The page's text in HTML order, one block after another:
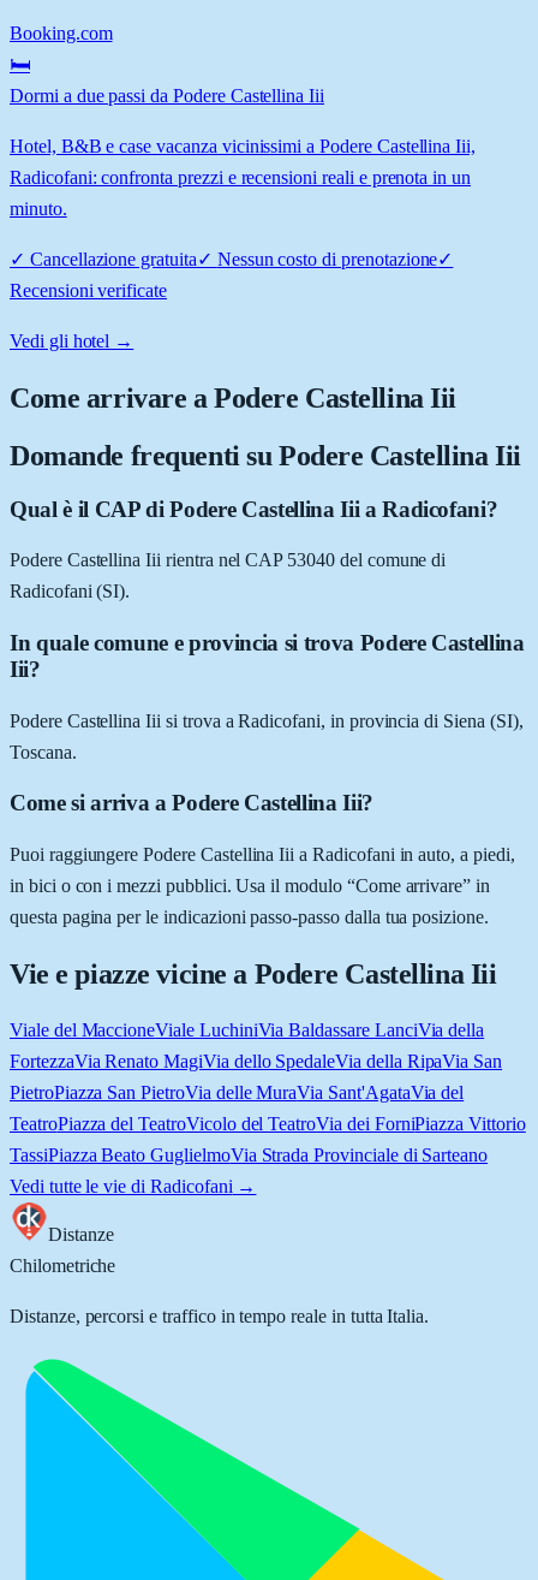
Booking.com
🛏️
Dormi a due passi da Podere Castellina Iii
Hotel, B&B e case vacanza vicinissimi a Podere Castellina Iii,
Radicofani: confronta prezzi e recensioni reali e prenota in un
minuto.
✓ Cancellazione gratuita✓ Nessun costo di prenotazione✓
Recensioni verificate
Vedi gli hotel →
Come arrivare aPodere Castellina Iii
Domande frequenti su Podere Castellina Iii
Qual è il CAP di Podere Castellina Iii a Radicofani?
Podere Castellina Iii rientra nel CAP 53040 del comune di
Radicofani (SI).
In quale comune e provincia si trova Podere Castellina
Iii?
Podere Castellina Iii si trova a Radicofani, in provincia di Siena (SI),
Toscana.
Come si arriva a Podere Castellina Iii?
Puoi raggiungere Podere Castellina Iii a Radicofani in auto, a piedi,
in bici o con i mezzi pubblici. Usa il modulo “Come arrivare” in
questa pagina per le indicazioni passo-passo dalla tua posizione.
Vie e piazze vicine a Podere Castellina Iii
Viale del MaccioneViale LuchiniVia Baldassare LanciVia della
FortezzaVia Renato MagiVia dello SpedaleVia della RipaVia San
PietroPiazza San PietroVia delle MuraVia Sant'AgataVia del
TeatroPiazza del TeatroVicolo del TeatroVia dei ForniPiazza Vittorio
TassiPiazza Beato GuglielmoVia Strada Provinciale di Sarteano
Vedi tutte le vie di Radicofani →
Distanze
Chilometriche
Distanze, percorsi e traffico in tempo reale in tutta Italia.